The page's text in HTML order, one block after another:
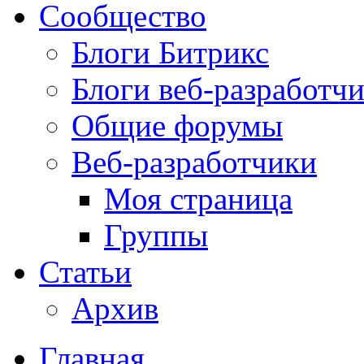
Сообщество
Блоги Битрикс
Блоги веб-
Общие форумы
Веб-разработчики
Моя страница
Группы
Статьи
Архив